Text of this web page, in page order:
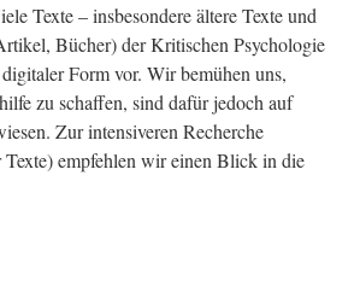
Texte – insbesondere ältere Texte und
Bücher) der Kritischen Psychologie
Form vor. Wir bemühen uns,
zu schaffen, sind dafür jedoch auf
Zur intensiveren Recherche
Texte) empfehlen wir einen Blick in die